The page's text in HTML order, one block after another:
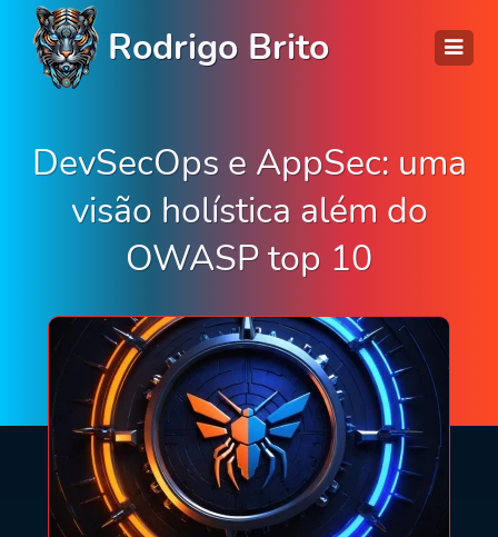
Rodrigo Brito
DevSecOps e AppSec: uma
visão holística além do
OWASP top 10